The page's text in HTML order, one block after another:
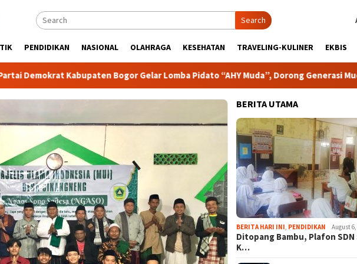
Search
PENDIDIKAN NASIONAL OLAHRAGA KESEHATAN TRAVELING-KULINER EKBIS
Kabupaten Bogor Gelar Lomba Pidato “AHY Muda”, Dorong Generasi Muda Berani
BERITA UTAMA
BERITA HARI INI PENDIDIKAN August 6,
Ditopang Bambu, Plafon SDN
K…